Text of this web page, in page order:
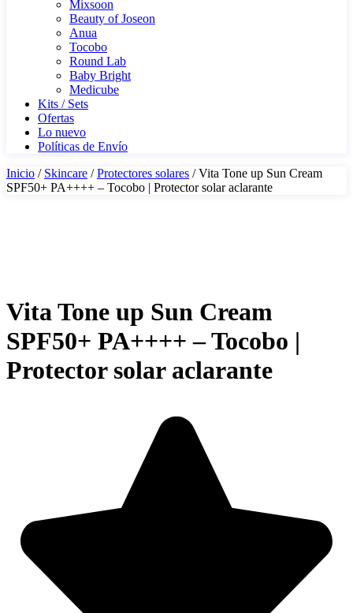
Mixsoon
Beauty of Joseon
Anua
Tocobo
Round Lab
Baby Bright
Medicube
Kits / Sets
Ofertas
Lo nuevo
Políticas de Envío
Inicio / Skincare /Protectores solares / Vita Tone up Sun Cream
SPF50+ PA++++ – Tocobo | Protector solar aclarante
Vita Tone up Sun Cream
SPF50+ PA++++ – Tocobo |
Protector solar aclarante